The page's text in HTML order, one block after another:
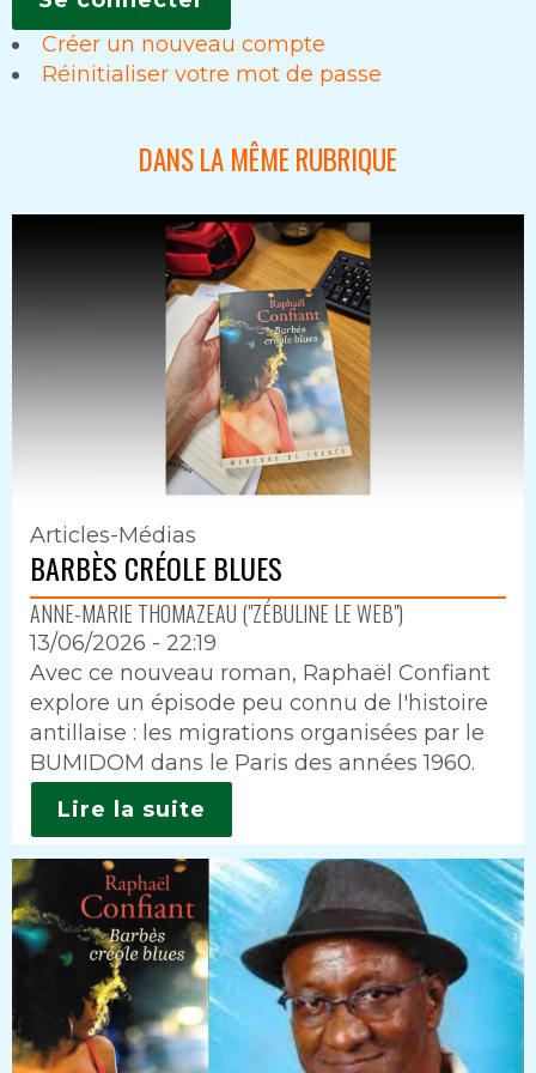
Créer un nouveau compte
Réinitialiser votre mot de passe
DANS LA MÊME RUBRIQUE
Articles-Médias
BARBÈS CRÉOLE BLUES
ANNE-MARIE THOMAZEAU ("ZÉBULINE LE WEB")
13/06/2026 - 22:19
Intro
Avec ce nouveau roman, Raphaël Confiant
explore un épisode peu connu de l'histoire
antillaise : les migrations organisées par le
BUMIDOM dans le Paris des années 1960.
Lire la suite